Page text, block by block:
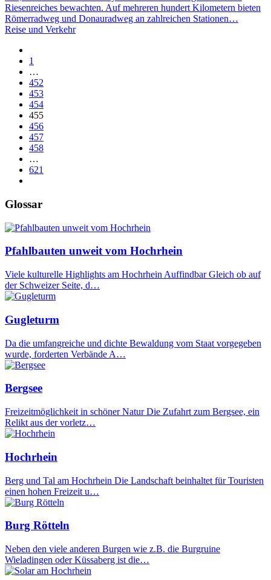
Riesenreiches bewachten. Auf mehreren hundert Kilometern bieten
Römerradweg und Donauradweg an zahlreichen Stationen…
Reise und Verkehr
1
…
452
453
454
455
456
457
458
…
621
Glossar
Pfahlbauten unweit vom Hochrhein
Viele kulturelle Highlights am Hochrhein Auffindbar Gleich ob auf
der Schweizer Seite, d…
Gugleturm
Da die umfangreiche und dichte Bewaldung vom Staat vorgegeben
wurde, forderten Verbände A…
Bergsee
Freizeitmöglichkeit in schöner Natur Die Zufahrt zum Bergsee, ein
Relikt aus der vorletz…
Hochrhein
Berg und Tal am Hochrhein Die Landschaft beinhaltet für Touristen
einen hohen Freizeit u…
Burg Rötteln
Neben den viele anderen Burgen wie z.B. die Burgruine
Wieladingen oder Küssaberg ist die…